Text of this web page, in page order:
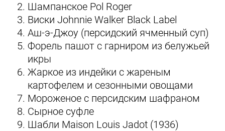
Шампанское Pol Roger
Виски Johnnie Walker Black Label
Аш-э-Джоу (персидский ячменный суп)
Форель пашот с гарниром из белужьей
икры
Жаркое из индейки с жареным
картофелем и сезонными овощами
Мороженое с персидским шафраном
Сырное суфле
Шабли Maison Louis Jadot (1936)